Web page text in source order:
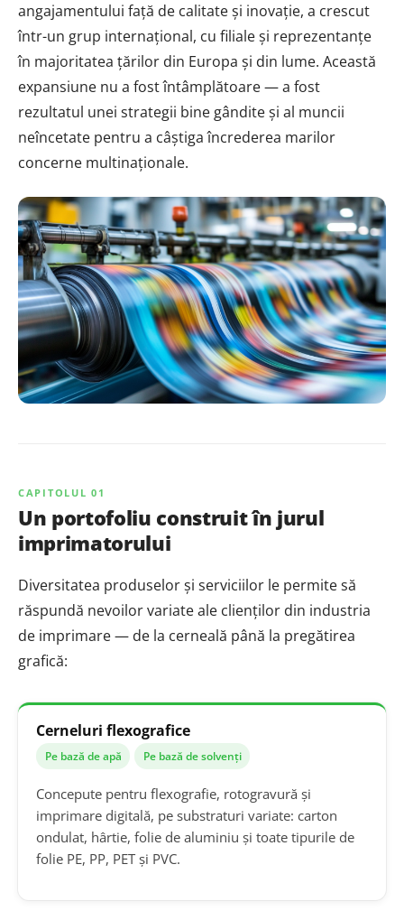
angajamentului față de calitate și inovație, a crescut
într-un grup internațional, cu filiale și reprezentanțe
în majoritatea țărilor din Europa și din lume. Această
expansiune nu a fost întâmplătoare — a fost
rezultatul unei strategii bine gândite și al muncii
neîncetate pentru a câștiga încrederea marilor
concerne multinaționale.
CAPITOLUL 01
Un portofoliu construit în jurul
imprimatorului
Diversitatea produselor și serviciilor le permite să
răspundă nevoilor variate ale clienților din industria
de imprimare — de la cerneală până la pregătirea
grafică:
Cerneluri flexografice
Pe bază de apă Pe bază de solvenți
Concepute pentru flexografie, rotogravură și
imprimare digitală, pe substraturi variate: carton
ondulat, hârtie, folie de aluminiu și toate tipurile de
folie PE, PP, PET și PVC.